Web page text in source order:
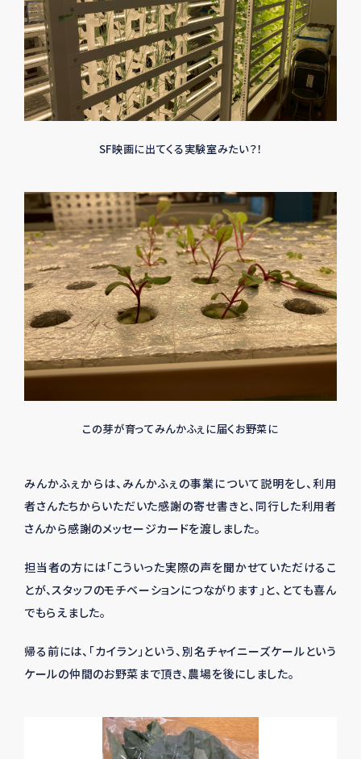
SF映画に出てくる実験室みたい？！
この芽が育ってみんかふぇに届くお野菜に
みんかふぇからは、みんかふぇの事業について説明をし、利用
者さんたちからいただいた感謝の寄せ書きと、同行した利用者
さんから感謝のメッセージカードを渡しました。
担当者の方には「こういった実際の声を聞かせていただけるこ
とが、スタッフのモチベーションにつながります」と、とても喜ん
でもらえました。
帰る前には、「カイラン」という、別名チャイニーズケールという
ケールの仲間のお野菜まで頂き、農場を後にしました。